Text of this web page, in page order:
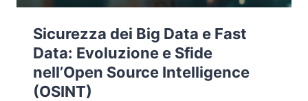
Sicurezza dei Big Data e Fast
Data: Evoluzione e Sfide
nell’Open Source Intelligence
(OSINT)